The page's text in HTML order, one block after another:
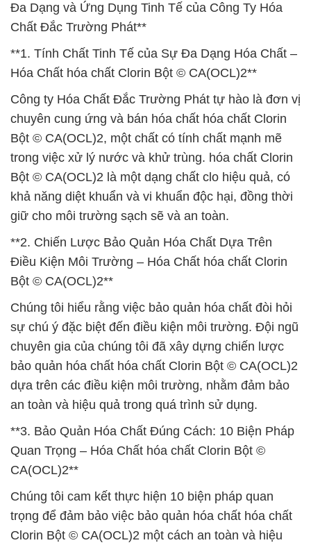
Đa Dạng và Ứng Dụng Tinh Tế của Công Ty Hóa
Chất Đắc Trường Phát**
**1. Tính Chất Tinh Tế của Sự Đa Dạng Hóa Chất –
Hóa Chất hóa chất Clorin Bột © CA(OCL)2**
Công ty Hóa Chất Đắc Trường Phát tự hào là đơn vị
chuyên cung ứng và bán hóa chất hóa chất Clorin
Bột © CA(OCL)2, một chất có tính chất mạnh mẽ
trong việc xử lý nước và khử trùng. hóa chất Clorin
Bột © CA(OCL)2 là một dạng chất clo hiệu quả, có
khả năng diệt khuẩn và vi khuẩn độc hại, đồng thời
giữ cho môi trường sạch sẽ và an toàn.
**2. Chiến Lược Bảo Quản Hóa Chất Dựa Trên
Điều Kiện Môi Trường – Hóa Chất hóa chất Clorin
Bột © CA(OCL)2**
Chúng tôi hiểu rằng việc bảo quản hóa chất đòi hỏi
sự chú ý đặc biệt đến điều kiện môi trường. Đội ngũ
chuyên gia của chúng tôi đã xây dựng chiến lược
bảo quản hóa chất hóa chất Clorin Bột © CA(OCL)2
dựa trên các điều kiện môi trường, nhằm đảm bảo
an toàn và hiệu quả trong quá trình sử dụng.
**3. Bảo Quản Hóa Chất Đúng Cách: 10 Biện Pháp
Quan Trọng – Hóa Chất hóa chất Clorin Bột ©
CA(OCL)2**
Chúng tôi cam kết thực hiện 10 biện pháp quan
trọng để đảm bảo việc bảo quản hóa chất hóa chất
Clorin Bột © CA(OCL)2 một cách an toàn và hiệu